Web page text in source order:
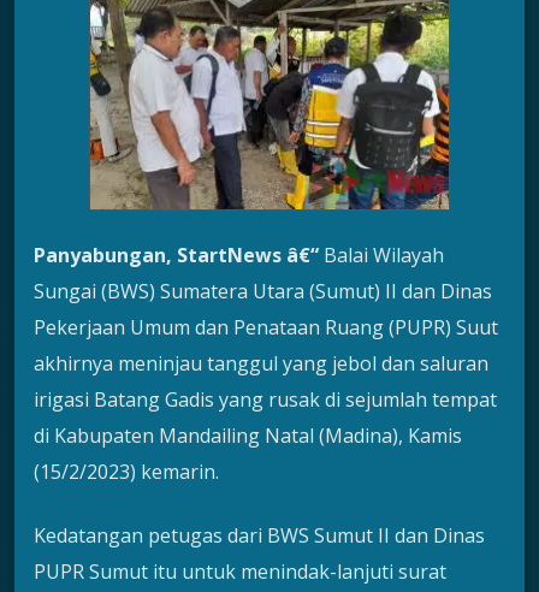
Panyabungan, StartNews â€“ Balai Wilayah
Sungai (BWS) Sumatera Utara (Sumut) II dan Dinas
Pekerjaan Umum dan Penataan Ruang (PUPR) Suut
akhirnya meninjau tanggul yang jebol dan saluran
irigasi Batang Gadis yang rusak di sejumlah tempat
di Kabupaten Mandailing Natal (Madina), Kamis
(15/2/2023) kemarin.
Kedatangan petugas dari BWS Sumut II dan Dinas
PUPR Sumut itu untuk menindak-lanjuti surat